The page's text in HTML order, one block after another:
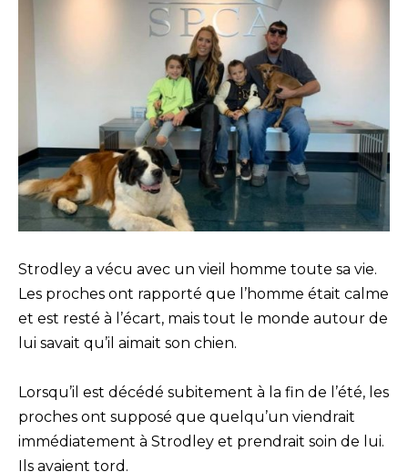
Strodley a vécu avec un vieil homme toute sa vie.
Les proches ont rapporté que l’homme était calme
et est resté à l’écart, mais tout le monde autour de
lui savait qu’il aimait son chien.
Lorsqu’il est décédé subitement à la fin de l’été, les
proches ont supposé que quelqu’un viendrait
immédiatement à Strodley et prendrait soin de lui.
Ils avaient tord.